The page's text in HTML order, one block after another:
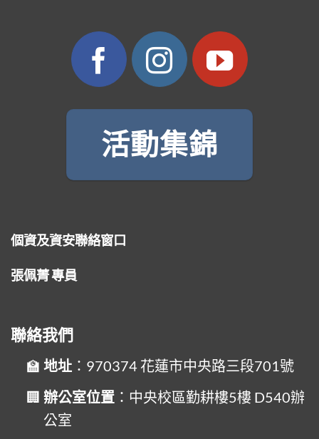
活動集錦
個資及資安聯絡窗口
張佩菁 專員
聯絡我們
地址 ：970374 花蓮市中央路三段701號
辦公室位置 ：中央校區勤耕樓5樓 D540辦
公室